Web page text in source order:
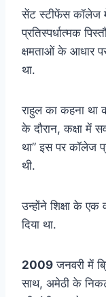
सेंट स्टीफेंस कॉलेज में
प्रतिस्पर्धात्मक
क्षमताओं के आधार
था.
राहुल का कहना
के दौरान, कक्षा में
था” इस पर कॉलेज
थी.
उन्होंने शिक्षा के
दिया था.
2009 जनवरी में
साथ, अमेठी के